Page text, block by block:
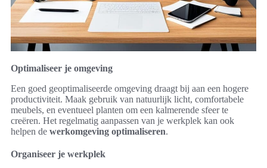
Optimaliseer je omgeving
Een goed geoptimaliseerde omgeving draagt bij aan een hogere
productiviteit. Maak gebruik van natuurlijk licht, comfortabele
meubels, en eventueel planten om een kalmerende sfeer te
creëren. Het regelmatig aanpassen van je werkplek kan ook
helpen de werkomgeving optimaliseren.
Organiseer je werkplek